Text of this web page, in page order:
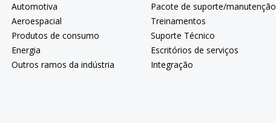
Automotiva
Aeroespacial
Produtos de consumo
Energia
Outros ramos da indústria
Pacote de suporte/manutenção
Treinamentos
Suporte Técnico
Escritórios de serviços
Integração